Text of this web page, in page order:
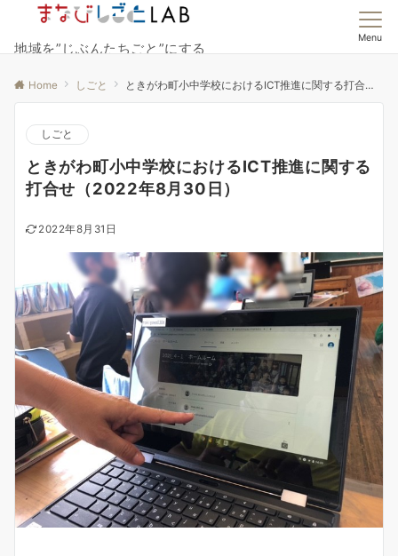
地域を”じぶんたちごと”にする
Menu
Home しごと ときがわ町小中学校におけるICT推進に関する打合せ（2022年8月30日）
しごと
ときがわ町小中学校におけるICT推進に関する
打合せ（2022年8月30日）
2022年8月31日